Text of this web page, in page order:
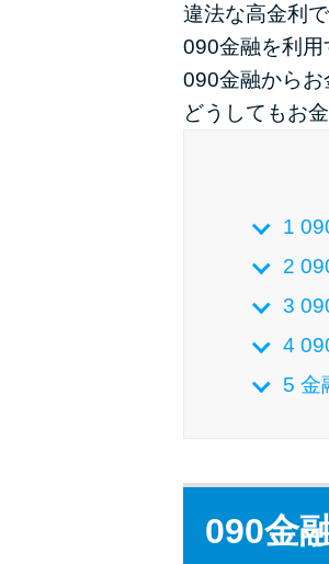
違法な高金利
090金融を利用
090金融からお
どうしてもお
1
2
3
4
5 金
090金